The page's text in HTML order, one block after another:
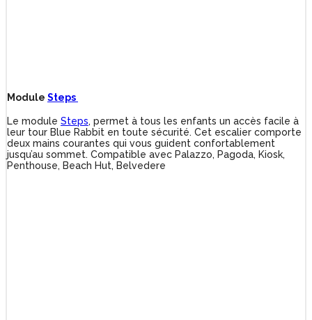
Module Steps
Le module Steps, permet à tous les enfants un accès facile à
leur tour Blue Rabbit en toute sécurité. Cet escalier comporte
deux mains courantes qui vous guident confortablement
jusqu’au sommet. Compatible avec Palazzo, Pagoda, Kiosk,
Penthouse, Beach Hut, Belvedere